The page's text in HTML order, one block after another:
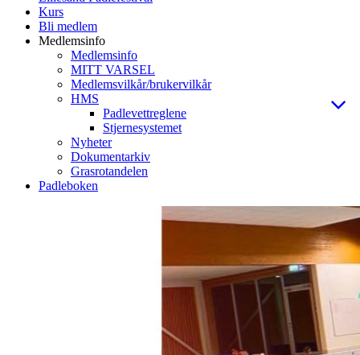
Kurs
Bli medlem
Medlemsinfo
Medlemsinfo
MITT VARSEL
Medlemsvilkår/brukervilkår
HMS
Padlevettreglene
Stjernesystemet
Nyheter
Dokumentarkiv
Grasrotandelen
Padleboken